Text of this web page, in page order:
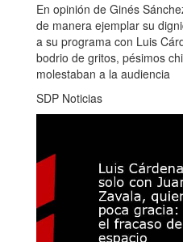
En opinión de Ginés
de manera ejemplar su
a su programa con Luis
bodrio de gritos, pésimos
molestaban a la audiencia
SDP Noticias